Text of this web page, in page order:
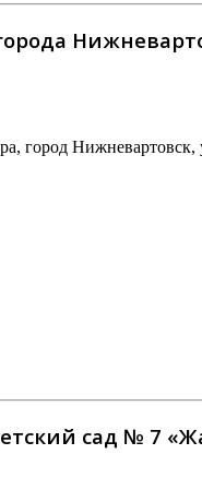
город
сад № 7